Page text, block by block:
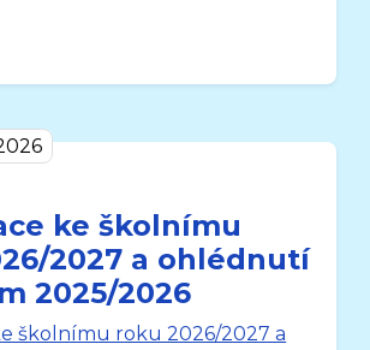
ke školnímu
2027 a ohlédnutí
2025/2026
školnímu roku 2026/2027 a